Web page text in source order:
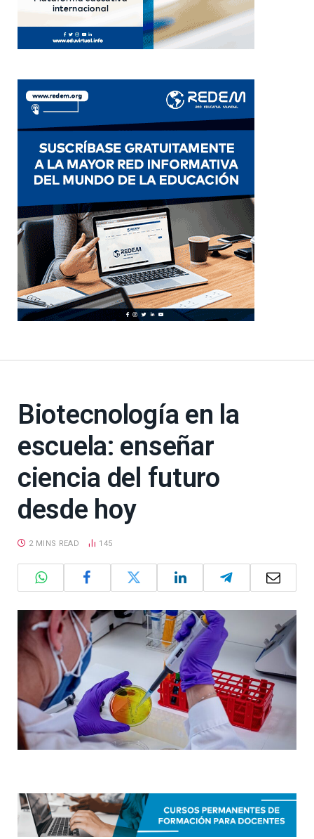
Biotecnología en la
escuela: enseñar
ciencia del futuro
desde hoy
2 MINS READ 145